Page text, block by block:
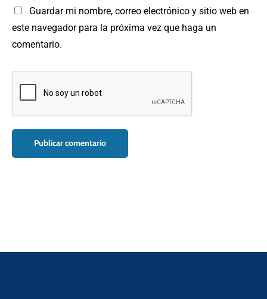
Guardar mi nombre, correo electrónico y sitio web en
este navegador para la próxima vez que haga un
comentario.